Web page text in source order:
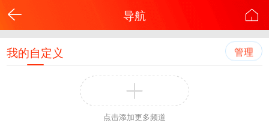
导航
我的自定义 管理
点击添加更多频道